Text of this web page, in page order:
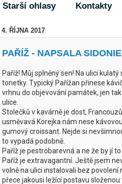
Starší ohlasy
Kontakty
4. ŘÍJNA 2017
PAŘÍŽ - NAPSALA
Paříž! Můj splněný sen! Na ulici
tonetky. Typický Pařížan přinese
vrhnu do objevování památek, jen
ulice.
Stolečků v kavárně je dost,
usměvavá Korejka nám nese
gumový croissant. Nejde si
to vypadá podobně.
Paříž je pestrobarevná a ne že by jí
Paříž je extravagantní. Ještě jsem
volně na ulici instalovali bez povolení
přece jakousi ležící postavu